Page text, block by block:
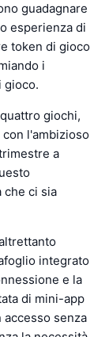
guadagnare
esperienza di
token di gioco
i
gioco.
giochi,
con l'ambizioso
a
che ci sia
integrato
e la
di mini-app
senza